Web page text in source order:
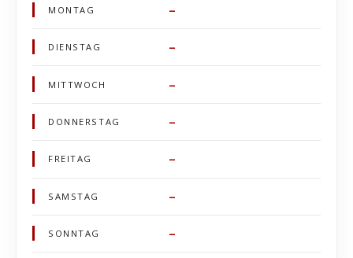
MONTAG –
DIENSTAG –
MITTWOCH –
DONNERSTAG –
FREITAG –
SAMSTAG –
SONNTAG –